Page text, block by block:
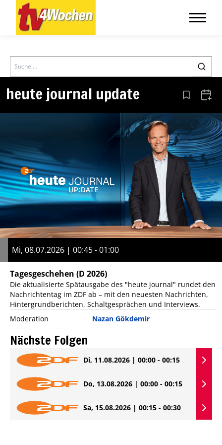
Search
heute journal update Aus den
Mi, 08.07.2026 | 00:45 - 01:00
Tagesgeschehen (D 2026)
Die aktualisierte Spätausgabe des "heute journal" rundet den
Nachrichtentag im ZDF ab – mit den neuesten Nachrichten,
Hintergrundberichten, Schaltgesprächen und Interviews.
Moderation
Nazan Gökdemir
Nächste Folgen
Di, 11.08.2026 | 00:00 - 00:15
Do, 13.08.2026 | 00:00 - 00:15
Sa, 15.08.2026 | 00:15 - 00:30